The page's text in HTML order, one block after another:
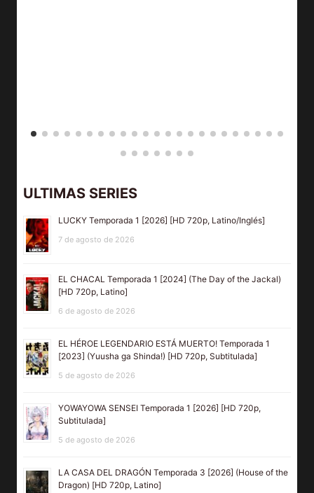
ULTIMAS SERIES
LUCKY Temporada 1 [2026] [HD 720p, Latino/Inglés]
7 de agosto de 2026
EL CHACAL Temporada 1 [2024] (The Day of the Jackal)
[HD 720p, Latino]
6 de agosto de 2026
EL HÉROE LEGENDARIO ESTÁ MUERTO! Temporada 1
[2023] (Yuusha ga Shinda!) [HD 720p, Subtitulada]
5 de agosto de 2026
YOWAYOWA SENSEI Temporada 1 [2026] [HD 720p,
Subtitulada]
5 de agosto de 2026
LA CASA DEL DRAGÓN Temporada 3 [2026] (House of the
Dragon) [HD 720p, Latino]